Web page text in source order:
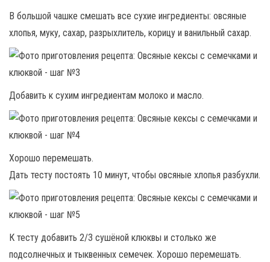
В большой чашке смешать все сухие ингредиенты: овсяные
хлопья, муку, сахар, разрыхлитель, корицу и ванильный сахар.
Добавить к сухим ингредиентам молоко и масло.
Хорошо перемешать.
Дать тесту постоять 10 минут, чтобы овсяные хлопья разбухли.
К тесту добавить 2/3 сушёной клюквы и столько же
подсолнечных и тыквенных семечек. Хорошо перемешать.